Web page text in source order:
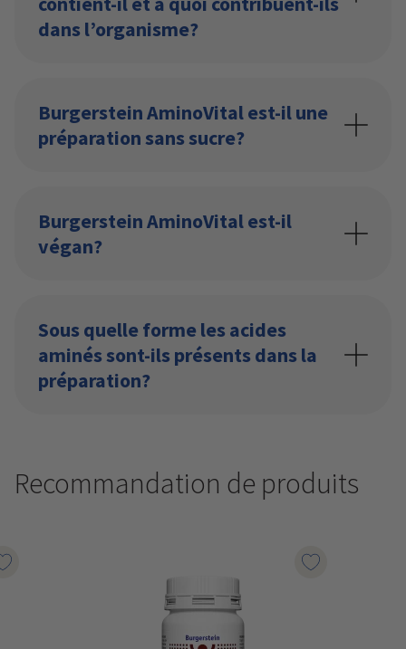
dans l’organisme?
Burgerstein AminoVital est-il une
préparation sans sucre?
Burgerstein AminoVital est-il
végan?
Sous quelle forme les acides
aminés sont-ils présents dans la
préparation?
Recommandation de produits
Marqueur le produit Marqueur le